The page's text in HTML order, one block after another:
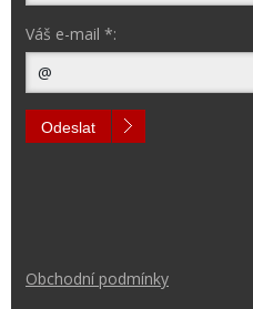
Váš e-mail *:
Odeslat
Obchodní podmínky